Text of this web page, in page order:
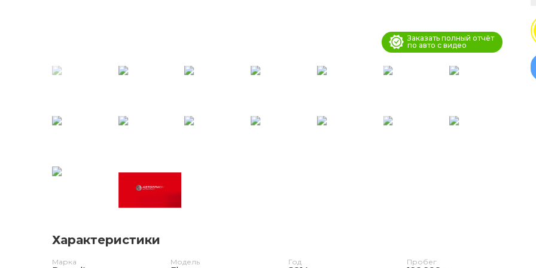
Заказать полный отчёт
по авто с видео
Характеристики
Марка Модель Год Пробег